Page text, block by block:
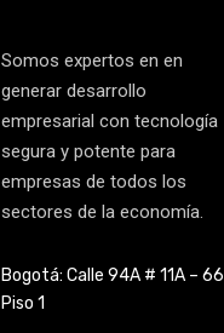
Somos expertos en en
generar desarrollo
empresarial con tecnología
segura y potente para
empresas de todos los
sectores de la economía.
Bogotá: Calle 94A # 11A – 66
Piso 1